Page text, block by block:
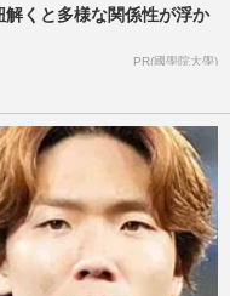
くと多様な関係性が浮か
PR(國學院大學)